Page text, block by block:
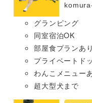
komura-
グランピング
同室宿泊OK
部屋食プランあり
プライベートド
わんこメニュー
超大型犬まで